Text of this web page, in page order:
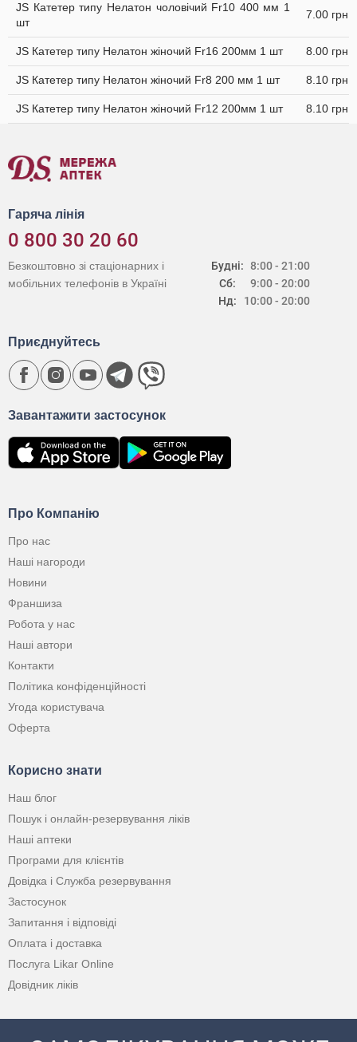
JS Катетер типу Нелатон чоловічий Fr10 400 мм 1
шт
7.00 грн
JS Катетер типу Нелатон жіночий Fr16 200мм 1 шт 8.00 грн
JS Катетер типу Нелатон жіночий Fr8 200 мм 1 шт 8.10 грн
JS Катетер типу Нелатон жіночий Fr12 200мм 1 шт 8.10 грн
Гаряча лінія
0 800 30 20 60
Будні:
Сб:
Нд:
8:00 - 21:00
9:00 - 20:00
10:00 - 20:00
Безкоштовно зі стаціонарних і
мобільних телефонів в Україні
Про Компанію
Про нас
Наші нагороди
Новини
Франшиза
Робота у нас
Наші автори
Контакти
Політика конфіденційності
Угода користувача
Оферта
Корисно знати
Наш блог
Пошук і онлайн-резервування ліків
Наші аптеки
Програми для клієнтів
Довідка і Служба резервування
Застосунок
Запитання і відповіді
Оплата і доставка
Послуга Likar Online
Довідник ліків
Завантажити застосунок
Приєднуйтесь